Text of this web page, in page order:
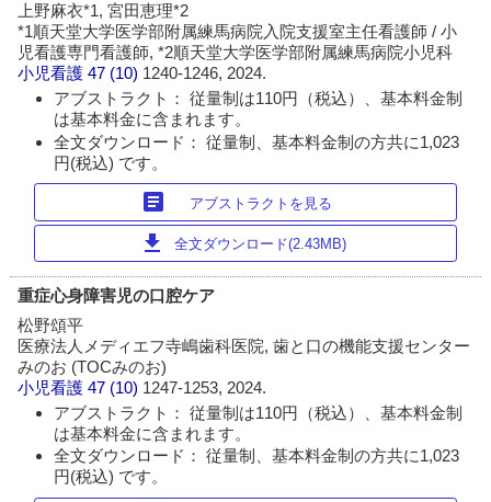
上野麻衣*1, 宮田恵理*2
*1順天堂大学医学部附属練馬病院入院支援室主任看護師 / 小
児看護専門看護師, *2順天堂大学医学部附属練馬病院小児科
小児看護 47 (10) 1240-1246, 2024.
アブストラクト： 従量制は110円（税込）、基本料金制
は基本料金に含まれます。
全文ダウンロード： 従量制、基本料金制の方共に1,023
円(税込) です。
article アブストラクトを見る
download 全文ダウンロード(2.43MB)
重症心身障害児の口腔ケア
松野頌平
医療法人メディエフ寺嶋歯科医院, 歯と口の機能支援センター
みのお (TOCみのお)
小児看護 47 (10) 1247-1253, 2024.
アブストラクト： 従量制は110円（税込）、基本料金制
は基本料金に含まれます。
全文ダウンロード： 従量制、基本料金制の方共に1,023
円(税込) です。